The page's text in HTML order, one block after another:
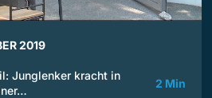
2019
Junglenker kracht in
2 Min